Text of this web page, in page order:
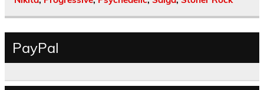
PayPal